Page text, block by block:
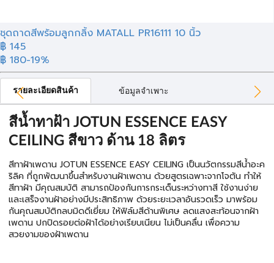
ชุดถาดสีพร้อมลูกกลิ้ง MATALL PR16111 10 นิ้ว
฿ 145
฿ 180-19%
รายละเอียดสินค้า ข้อมูลจำเพาะ
สีน้ำทาฝ้า JOTUN ESSENCE EASY
CEILING สีขาว ด้าน 18 ลิตร
สีทาฝ้าเพดาน JOTUN ESSENCE EASY CEILING เป็นนวัตกรรมสีน้ำอะค
ริลิค ที่ถูกพัฒนาขึ้นสำหรับงานฝ้าเพดาน ด้วยสูตรเฉพาะจากโจตัน ทำให้
สีทาฝ้า มีคุณสมบัติ สามารถป้องกันการกระเด็นระหว่างทาสี ใช้งานง่าย
และเสร็จงานฝ้าอย่างมีประสิทธิภาพ ด้วยระยะเวลาอันรวดเร็ว มาพร้อม
กันคุณสมบัติกลบมิดดีเยี่ยม ให้ฟิล์มสีด้านพิเศษ ลดแสงสะท้อนจากฝ้า
เพดาน ปกปิดรอยต่อฝ้าได้อย่างเรียบเนียน ไม่เป็นคลื่น เพื่อความ
สวยงามของฝ้าเพดาน